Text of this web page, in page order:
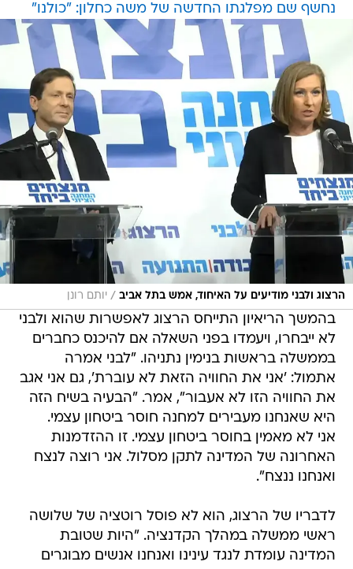
נחשף שם מפלגתו החדשה של משה כחלון: "כולנו"
הרצוג ולבני מודיעים על האיחוד, אמש בתל אביב / יותם רונן
בהמשך הריאיון התייחס הרצוג לאפשרות שהוא ולבני
לא ייבחרו, ויעמדו בפני השאלה אם להיכנס כחברים
בממשלה בראשות בנימין נתניהו. "לבני אמרה
אתמול: 'אני את החוויה הזאת לא עוברת', גם אני אגב
את החוויה הזו לא אעבור", אמר. "הבעיה בשיח הזה
היא שאנחנו מעבירים למחנה חוסר ביטחון עצמי.
אני לא מאמין בחוסר ביטחון עצמי. זו ההזדמנות
האחרונה של המדינה לתקן מסלול. אני רוצה לנצח
ואנחנו ננצח".
לדבריו של הרצוג, הוא לא פוסל רוטציה של שלושה
ראשי ממשלה במהלך הקדנציה. "היות שטובת
המדינה עומדת לנגד עינינו ואנחנו אנשים מבוגרים